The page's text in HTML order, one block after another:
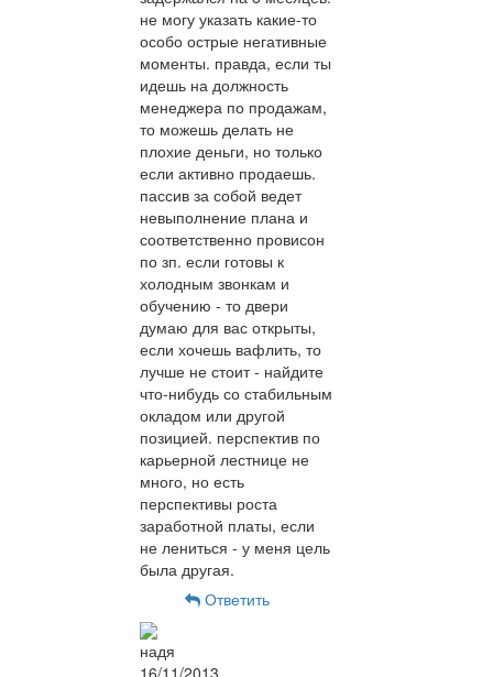
не могу указать какие-то
особо острые негативные
моменты. правда, если ты
идешь на должность
менеджера по продажам,
то можешь делать не
плохие деньги, но только
если активно продаешь.
пассив за собой ведет
невыполнение плана и
соответственно провисон
по зп. если готовы к
холодным звонкам и
обучению - то двери
думаю для вас открыты,
если хочешь вафлить, то
лучше не стоит - найдите
что-нибудь со стабильным
окладом или другой
позицией. перспектив по
карьерной лестнице не
много, но есть
перспективы роста
заработной платы, если
не лениться - у меня цель
была другая.
Ответить
надя